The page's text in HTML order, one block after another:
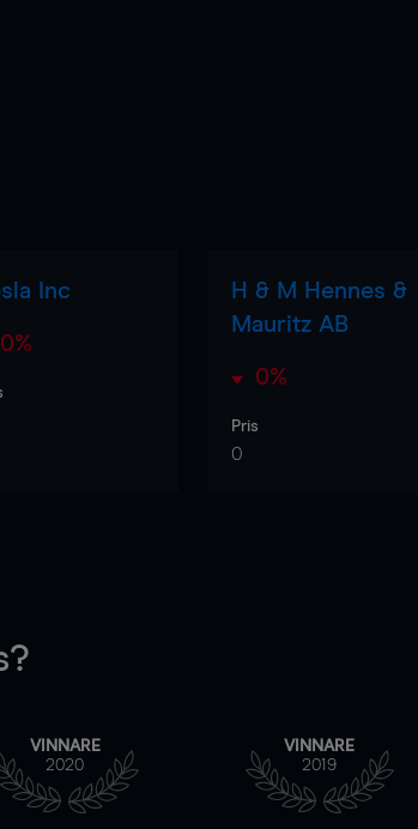
Inc
0%
H & M Hennes &
Mauritz AB
0%
Pris
0
VINNARE
2020
VINNARE
2019